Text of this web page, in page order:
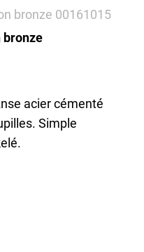
bronze
acier cémenté
Simple